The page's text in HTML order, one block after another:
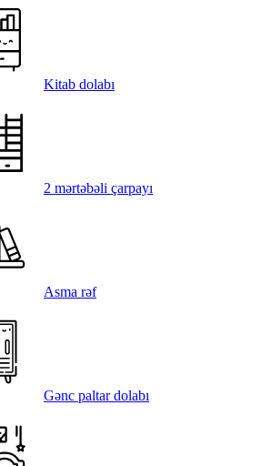
Kitab dolabı
2 mərtəbəli çarpayı
Asma rəf
Gənc paltar dolabı